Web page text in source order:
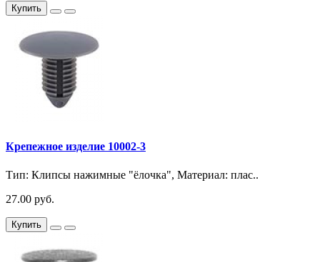
Купить
Крепежное изделие 10002-3
Тип: Клипсы нажимные "ёлочка", Материал: плас..
27.00 руб.
Купить